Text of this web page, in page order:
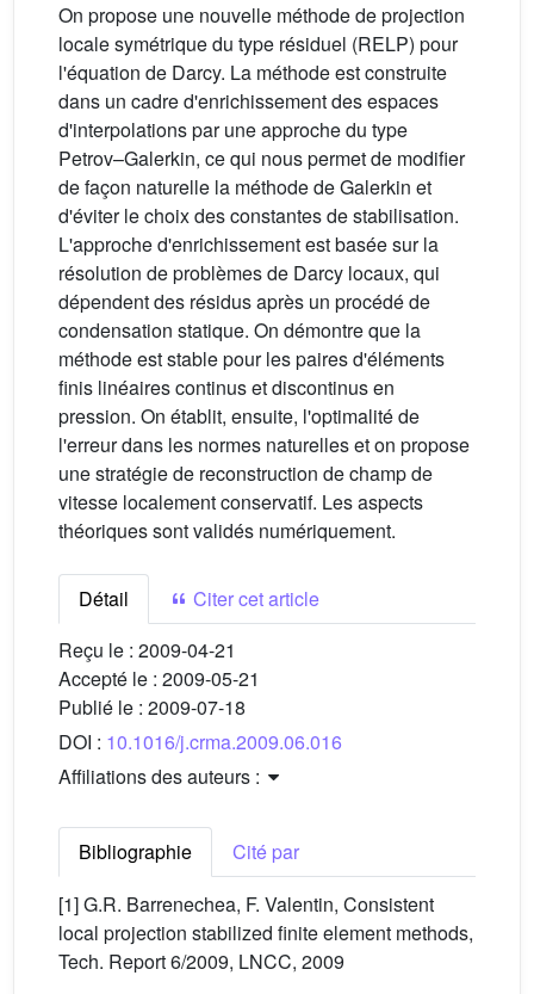
On propose une nouvelle méthode de projection
locale symétrique du type résiduel (RELP) pour
l'équation de Darcy. La méthode est construite
dans un cadre d'enrichissement des espaces
d'interpolations par une approche du type
Petrov–Galerkin, ce qui nous permet de modifier
de façon naturelle la méthode de Galerkin et
d'éviter le choix des constantes de stabilisation.
L'approche d'enrichissement est basée sur la
résolution de problèmes de Darcy locaux, qui
dépendent des résidus après un procédé de
condensation statique. On démontre que la
méthode est stable pour les paires d'éléments
finis linéaires continus et discontinus en
pression. On établit, ensuite, l'optimalité de
l'erreur dans les normes naturelles et on propose
une stratégie de reconstruction de champ de
vitesse localement conservatif. Les aspects
théoriques sont validés numériquement.
Détail
Citer cet article
Reçu le : 2009-04-21
Accepté le : 2009-05-21
Publié le : 2009-07-18
DOI : 10.1016/j.crma.2009.06.016
Affiliations des auteurs :
Bibliographie
Cité par
[1] G.R. Barrenechea, F. Valentin, Consistent
local projection stabilized finite element methods,
Tech. Report 6/2009, LNCC, 2009